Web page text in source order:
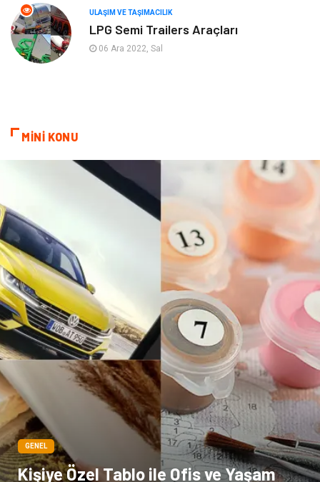
Ambalaj Eğlence
Pazarlama
Bebek Giyim Dernekler ve Birlikler
çiçek İnternet
Tarım & Hayvancılık Endüstriyel Ürünler
ULAŞIM VE TAŞIMACILIK
LPG Semi Trailers Araçları
06 Ara 2022, Sal
MİNİ KONU
GENEL
Kişiye Özel Tablo ile Ofis ve Yaşam